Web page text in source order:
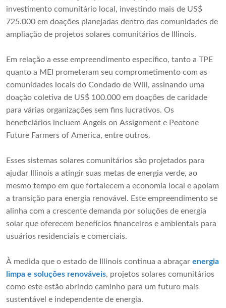
investimento comunitário local, investindo mais de US$
725.000 em doações planejadas dentro das comunidades de
ampliação de projetos solares comunitários de Illinois.
Em relação a esse empreendimento específico, tanto a TPE
quanto a MEI prometeram seu comprometimento com as
comunidades locais do Condado de Will, assinando uma
doação coletiva de US$ 100.000 em doações de caridade
para várias organizações sem fins lucrativos. Os
beneficiários incluem Angels on Assignment e Peotone
Future Farmers of America, entre outros.
Esses sistemas solares comunitários são projetados para
ajudar Illinois a atingir suas metas de energia verde, ao
mesmo tempo em que fortalecem a economia local e apoiam
a transição para energia renovável. Este empreendimento se
alinha com a crescente demanda por soluções de energia
solar que oferecem benefícios financeiros e ambientais para
usuários residenciais e comerciais.
À medida que o estado de Illinois continua a abraçar energia
limpa e soluções renováveis, projetos solares comunitários
como este estão abrindo caminho para um futuro mais
sustentável e independente de energia.